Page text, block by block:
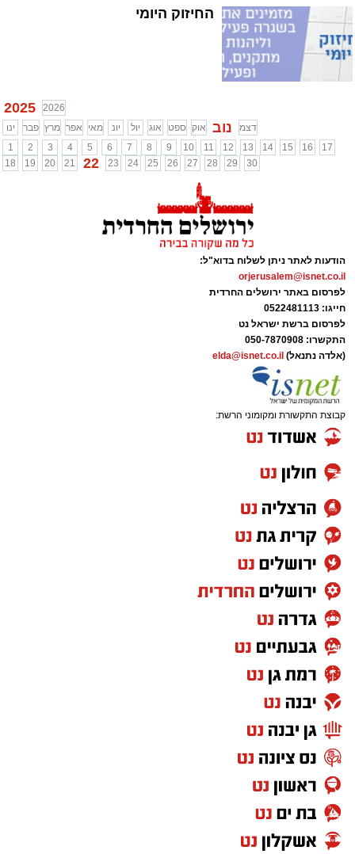
החיזוק היומי
2025
2026
ינו
פבר מרץ אפר מאי יונ יול אוג ספט אוק נוב
דצמ
1
2 3 4 5 6 7 8 9 10 11 12 13 14 15 16
17
18
19 20 21 22 23 24 25 26 27 28 29 30
הודעות לאתר ניתן לשלוח בדוא"ל:
orjerusalem@isnet.co.il
לפרסום באתר ירושלים החרדית
חייגו: 0522481113
לפרסום ברשת ישראל נט
התקשרו: 050-7870908
(אלדה נתנאל) elda@isnet.co.il
קבוצת התקשורת ומקומוני הרשת: